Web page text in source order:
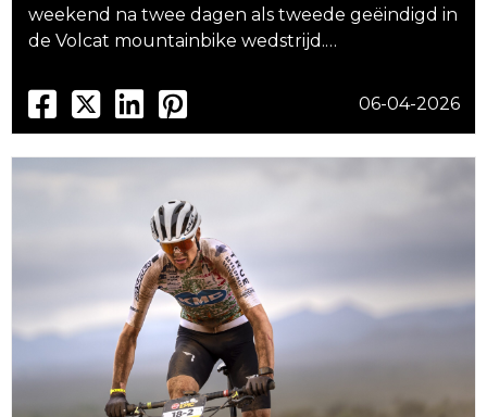
weekend na twee dagen als tweede geëindigd in
de Volcat mountainbike wedstrijd.…
06-04-2026